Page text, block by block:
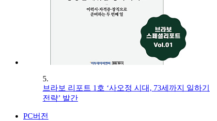
5.
브라보 리포트 1호 ‘사오정 시대, 73세까지 일하기
전략’ 발간
PC버전